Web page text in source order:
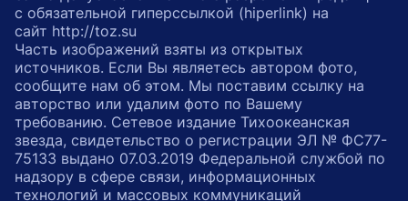
с обязательной гиперссылкой (hiperlink) на
сайт http://toz.su
Часть изображений взяты из открытых
источников. Если Вы являетесь автором фото,
сообщите нам об этом. Мы поставим ссылку на
авторство или удалим фото по Вашему
требованию. Сетевое издание Тихоокеанская
звезда, свидетельство о регистрации ЭЛ № ФС77-
75133 выдано 07.03.2019 Федеральной службой по
надзору в сфере связи, информационных
технологий и массовых коммуникаций